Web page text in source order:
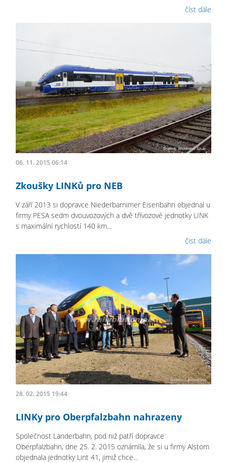
číst dále
06. 11. 2015 06:14
Zkoušky LINKů pro NEB
V září 2013 si dopravce Niederbarnimer Eisenbahn objednal u
firmy PESA sedm dvouvozových a dvě třívozové jednotky LINK
s maximální rychlostí 140 km...
číst dále
28. 02. 2015 19:44
LINKy pro Oberpfalzbahn nahrazeny
Společnost Länderbahn, pod niž patří dopravce
Oberpfalzbahn, dne 25. 2. 2015 oznámila, že si u firmy Alstom
objednala jednotky Lint 41, jimiž chce...